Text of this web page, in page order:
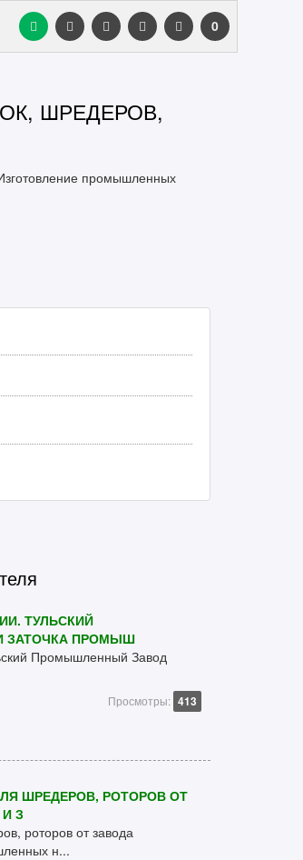
0
ШРЕДЕРОВ,
промышленных
ТУЛЬСКИЙ
ЗАТОЧКА ПРОМЫШ
Промышленный Завод
Просмотры: 413
ШРЕДЕРОВ, РОТОРОВ ОТ
З
роторов от завода
н...